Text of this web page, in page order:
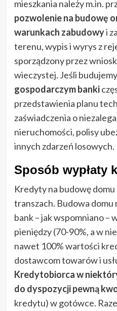
mieszkania należy m.in.
pozwolenie na budowę
warunkach zabudowyi
terenu, wypis i wyrys z
sporządzony przez
wieczystej. Jeśli budujemy
gospodarczym banki
przedstawienia planu
zaświadczenia o
nieruchomości, polisy
innych zdarzeń losowych.
Sposób wypłaty
Kredyty na budowę
transzach. Budowa domu
bank – jak wspomniano –
pieniędzy (70-90%, a w
nawet 100% wartości
dostawcom towarów i
Kredytobiorca w
do dyspozycji pewną
kredytu) w gotówce.